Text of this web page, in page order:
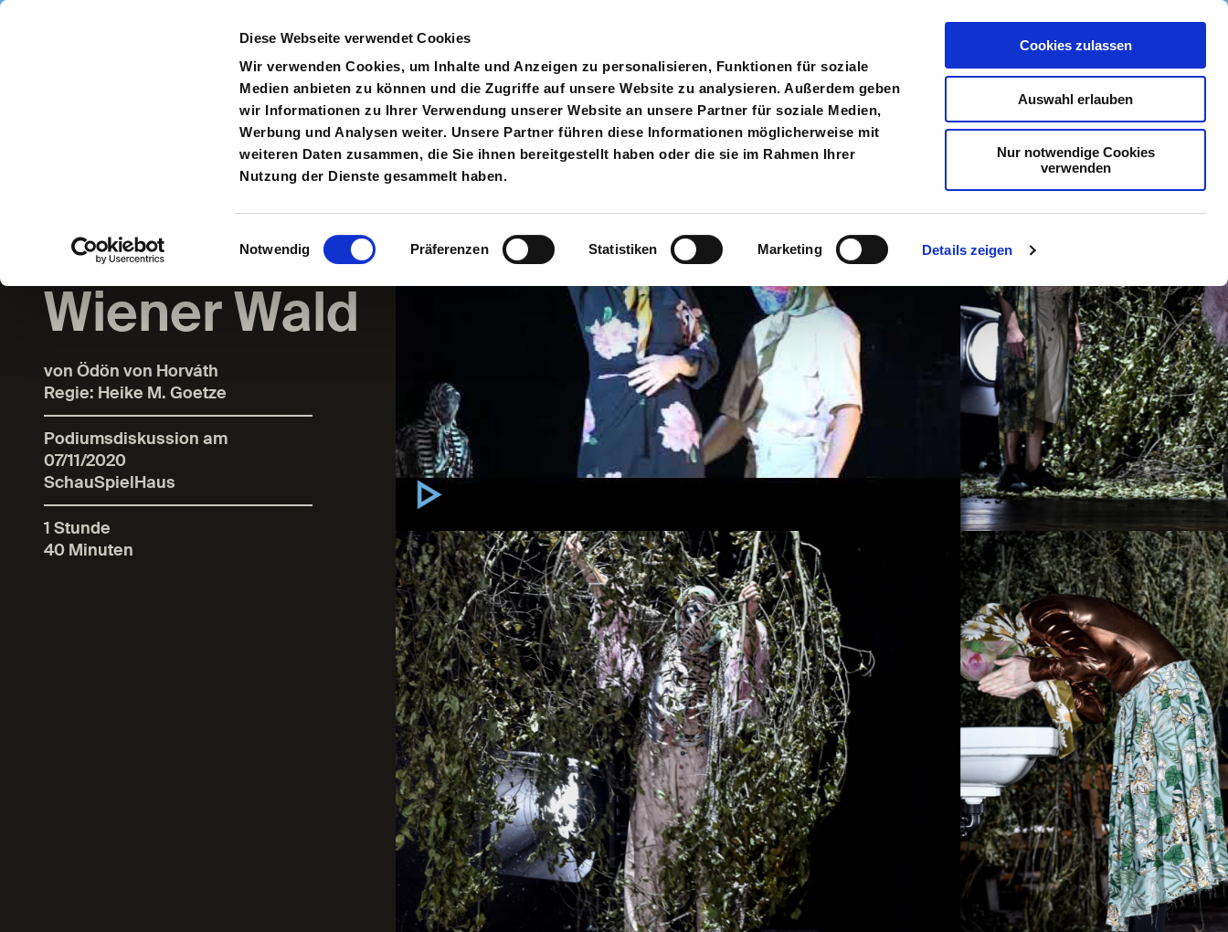
Diese Webseite verwendet Cookies
Wir verwenden Cookies, um Inhalte und Anzeigen zu personalisieren, Funktionen für soziale
Medien anbieten zu können und die Zugriffe auf unsere Website zu analysieren. Außerdem geben
wir Informationen zu Ihrer Verwendung unserer Website an unsere Partner für soziale Medien,
Werbung und Analysen weiter. Unsere Partner führen diese Informationen möglicherweise mit
weiteren Daten zusammen, die Sie ihnen bereitgestellt haben oder die sie im Rahmen Ihrer
Nutzung der Dienste gesammelt haben.
Einwilligungsauswahl
Notwendig Präferenzen Statistiken Marketing Details zeigen
Cookies zulassen
Auswahl erlauben
Nur notwendige Cookies
verwenden
Direkt zum Inhalt
Spielplan Toggle search input Suche Anmelden Anmeldung
Geschichten
aus dem
Wiener Wald
von Ödön von Horváth
Regie: Heike M. Goetze
Podiumsdiskussion am
07/11/2020
SchauSpielHaus
1 Stunde
40 Minuten